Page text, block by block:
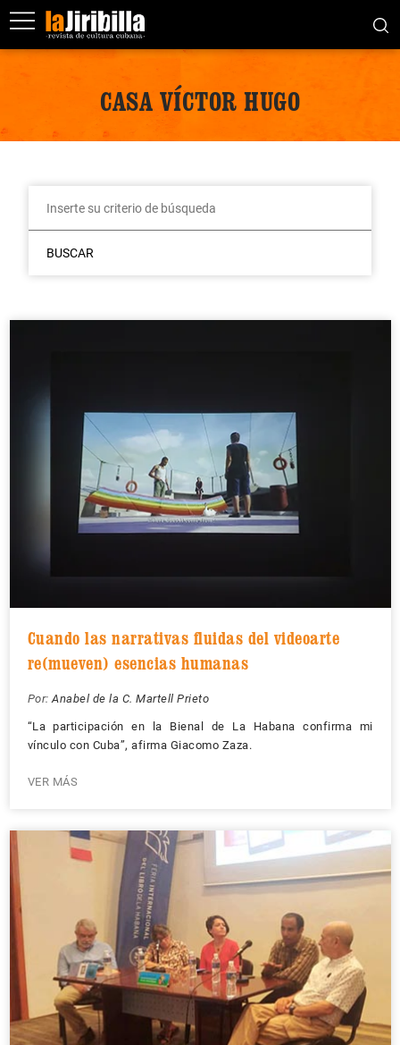
CASA VÍCTOR HUGO
BUSCAR
Cuando las narrativas fluidas del videoarte
re(mueven) esencias humanas
Por: Anabel de la C. Martell Prieto
“La participación en la Bienal de La Habana confirma mi
vínculo con Cuba”, afirma Giacomo Zaza.
VER MÁS